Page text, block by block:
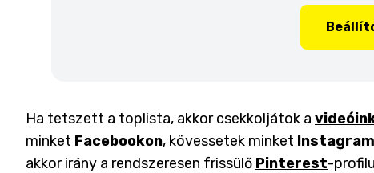
Ha tetszett a toplista, akkor csekkoljátok a
minket Facebookon, kövessetek minket
akkor irány a rendszeresen frissülő Pinterest-